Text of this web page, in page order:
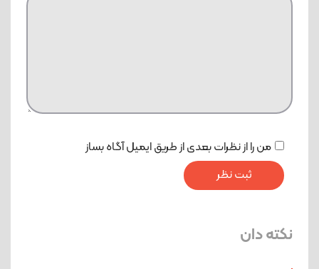
من را از نظرات بعدی از طریق ایمیل آگاه بساز
نکته دان